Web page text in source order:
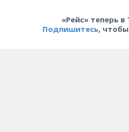
«Рейс» теперь в
Подпишитесь,